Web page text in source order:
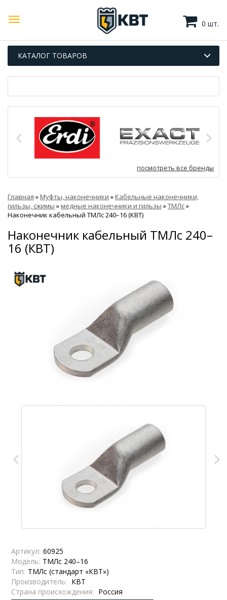
0 шт.
КАТАЛОГ ТОВАРОВ
посмотреть все бренды
Главная »Муфты, наконечники »Кабельные наконечники,
гильзы, сжимы »медные наконечники и гильзы »ТМЛс»
Наконечник кабельный ТМЛс 240–16 (КВТ)
Наконечник кабельный ТМЛс 240–
16 (КВТ)
Артикул: 60925
Модель: ТМЛс 240–16
Тип: ТМЛс (стандарт «КВТ»)
Производитель: КВТ
Страна происхождения: Россия